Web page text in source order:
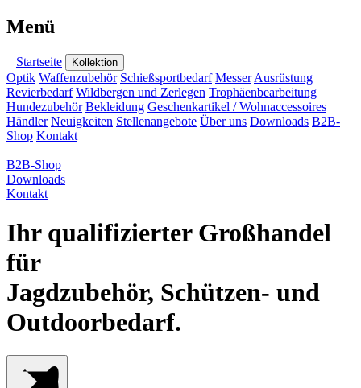
Menü
Startseite Kollektion
Optik Waffenzubehör Schießsportbedarf Messer Ausrüstung
Revierbedarf Wildbergen und Zerlegen Trophäenbearbeitung
Hundezubehör Bekleidung Geschenkartikel / Wohnaccessoires
Händler Neuigkeiten Stellenangebote Über uns Downloads B2B-
Shop Kontakt
B2B-Shop
Downloads
Kontakt
Ihr qualifizierter Großhandel
für
Jagdzubehör, Schützen- und
Outdoorbedarf.